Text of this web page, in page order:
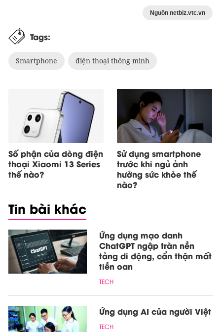
Nguồn netbiz.vtc.vn
Tags:
Smartphone điện thoại thông minh
Số phận của dòng điện
thoại Xiaomi 13 Series
thế nào?
Sử dụng smartphone
trước khi ngủ ảnh
hưởng sức khỏe thế
nào?
Tin bài khác
Ứng dụng mạo danh
ChatGPT ngập tràn nền
tảng di động, cẩn thận mất
tiền oan
TECH
Ứng dụng AI của người Việt
TECH